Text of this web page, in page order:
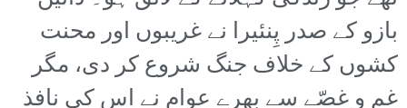
بازو کے صدر پِنئیرا نے غریبوں اور محنت
کشوں کے خلاف جنگ شروع کر دی، مگر